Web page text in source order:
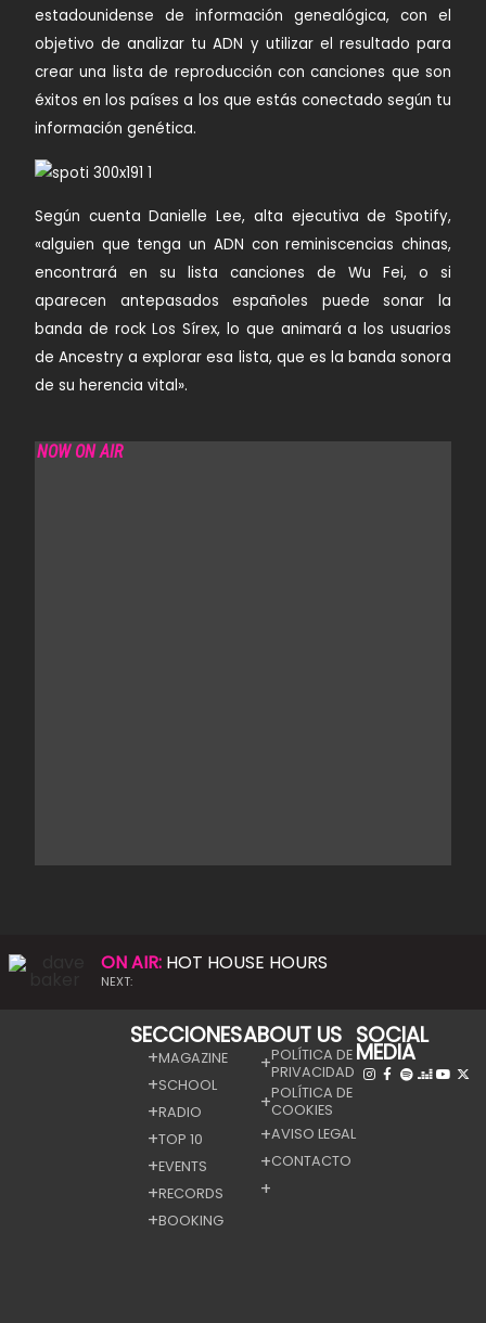
estadounidense de información genealógica, con el
objetivo de analizar tu ADN y utilizar el resultado para
crear una lista de reproducción con canciones que son
éxitos en los países a los que estás conectado según tu
información genética.
Según cuentaDanielle Lee, alta ejecutiva de Spotify,
«alguien que tenga un ADN con reminiscencias chinas,
encontrará en su lista canciones de Wu Fei, o si
aparecen antepasados españoles puede sonar la
banda de rockLos Sírex, lo que animará a los usuarios
de Ancestry a explorar esa lista, que es la banda sonora
de su herencia vital».
NOW ON AIR
ON AIR: HOT HOUSE HOURS
NEXT:
SECCIONES
MAGAZINE
SCHOOL
RADIO
TOP 10
EVENTS
RECORDS
BOOKING
ABOUT US
POLÍTICA DE
PRIVACIDAD
POLÍTICA DE
COOKIES
AVISO LEGAL
CONTACTO
SOCIAL
MEDIA